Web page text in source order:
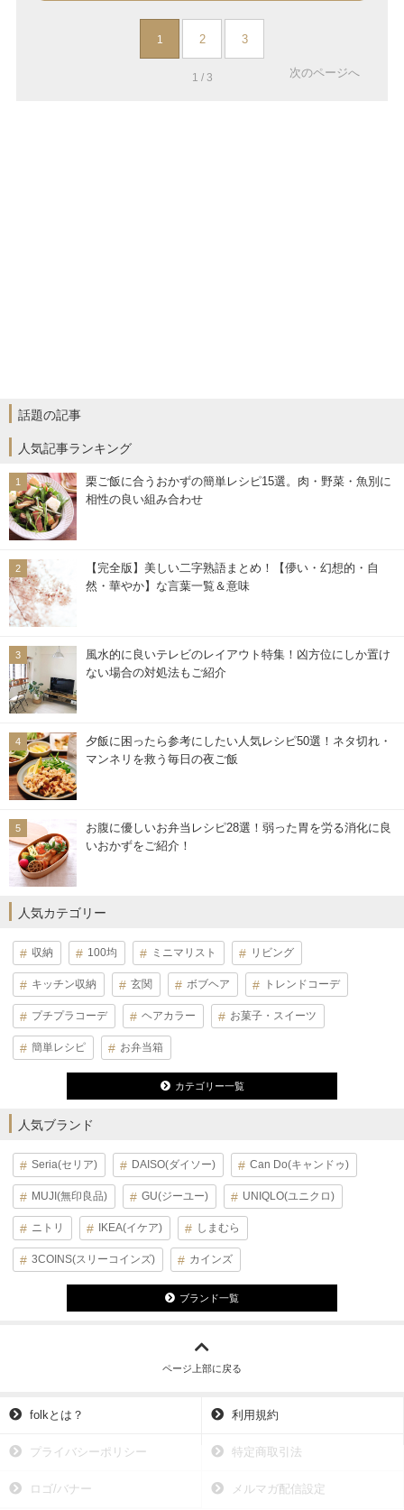
1 2 3
1 / 3 次のページへ
話題の記事
人気記事ランキング
栗ご飯に合うおかずの簡単レシピ15選。肉・野菜・魚別に
相性の良い組み合わせ
【完全版】美しい二字熟語まとめ！【儚い・幻想的・自
然・華やか】な言葉一覧＆意味
風水的に良いテレビのレイアウト特集！凶方位にしか置け
ない場合の対処法もご紹介
夕飯に困ったら参考にしたい人気レシピ50選！ネタ切れ・
マンネリを救う毎日の夜ご飯
お腹に優しいお弁当レシピ28選！弱った胃を労る消化に良
いおかずをご紹介！
人気カテゴリー
収納 100均 ミニマリスト リビング
キッチン収納 玄関 ボブヘア トレンドコーデ
プチプラコーデ ヘアカラー お菓子・スイーツ
簡単レシピ お弁当箱
カテゴリー一覧
人気ブランド
Seria(セリア) DAISO(ダイソー) Can Do(キャンドゥ)
MUJI(無印良品) GU(ジーユー) UNIQLO(ユニクロ)
ニトリ IKEA(イケア) しまむら
3COINS(スリーコインズ) カインズ
ブランド一覧
ページ上部に戻る
folkとは？ 利用規約
プライバシーポリシー 特定商取引法
ロゴ/バナー メルマガ配信設定